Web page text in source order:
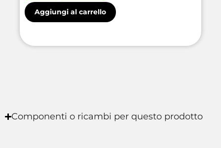
Aggiungi al carrello
Componenti o ricambi per questo prodotto